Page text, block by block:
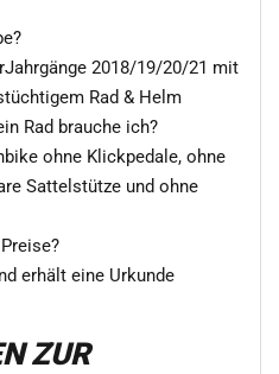
2018/19/20/21 mit
Rad & Helm
Rad brauche ich?
ohne Klickpedale, ohne
Sattelstütze und ohne
erhält eine Urkunde
ZUR